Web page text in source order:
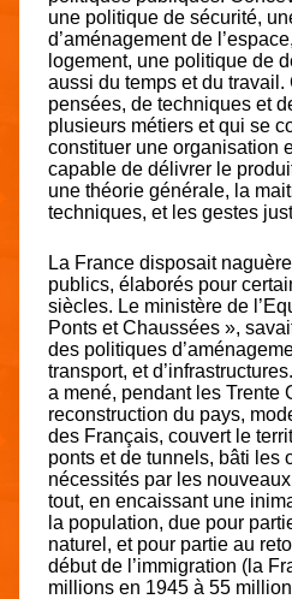
une politique de sécurité,
d’aménagement de
logement, une politique de
aussi du temps et du travail.
pensées, de techniques et
plusieurs métiers et qui se
constituer une organisation
capable de délivrer le
une théorie générale, la
techniques, et les gestes
La France disposait
publics, élaborés pour
siècles. Le ministère de
Ponts et Chaussées »,
des politiques
transport, et
a mené, pendant les Trente
reconstruction du pays,
des Français, couvert le
ponts et de tunnels, bâti les
nécessités par les
tout, en encaissant une
la population, due pour
naturel, et pour partie au
début de l’immigration (la
millions en 1945 à 55